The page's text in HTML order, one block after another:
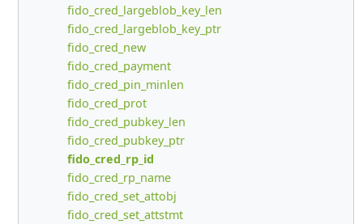
fido_cred_largeblob_key_len
fido_cred_largeblob_key_ptr
fido_cred_new
fido_cred_payment
fido_cred_pin_minlen
fido_cred_prot
fido_cred_pubkey_len
fido_cred_pubkey_ptr
fido_cred_rp_id
fido_cred_rp_name
fido_cred_set_attobj
fido_cred_set_attstmt